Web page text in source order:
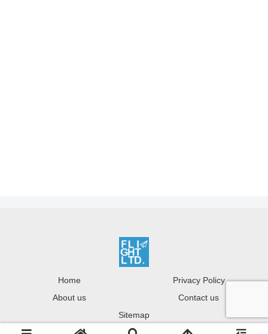
Home
Privacy Policy
About us
Contact us
Sitemap